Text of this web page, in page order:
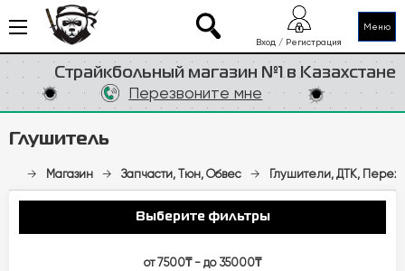
Меню
Страйкбольный магазин №1 в Казахстане
Вход / Регистрация
Перезвоните мне
Глушитель
→ Магазин → Запчасти, Тюн, Обвес → Глушители, ДТК,
Выберите фильтры
от 7500₸ - до 35000₸